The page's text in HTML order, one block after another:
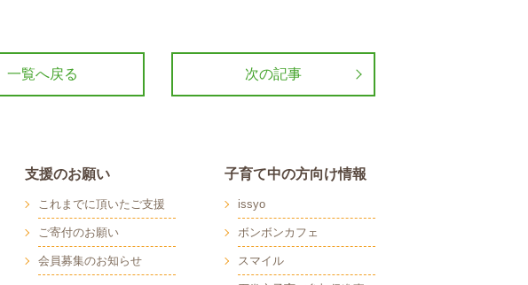
次の記事
一覧へ戻る
支援のお願い
これまでに頂いたご支援
ご寄付のお願い
会員募集のお知らせ
子育て中の方向け情報
issyo
ボンボンカフェ
スマイル